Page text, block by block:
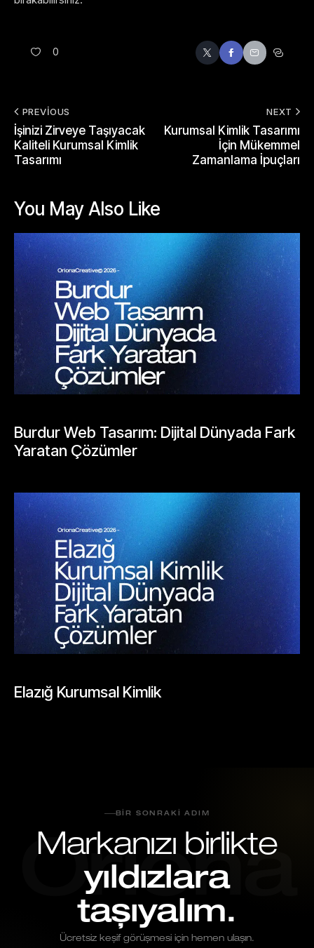
0
PREVIOUS
İşinizi Zirveye Taşıyacak
Kaliteli Kurumsal Kimlik
Tasarımı
NEXT
Kurumsal Kimlik Tasarımı
İçin Mükemmel
Zamanlama İpuçları
You May Also Like
Burdur Web Tasarım: Dijital Dünyada Fark
Yaratan Çözümler
Elazığ Kurumsal Kimlik
Oriona
BIR SONRAKI ADIM
Markanızı birlikte
yıldızlara
taşıyalım.
Ücretsiz keşif görüşmesi için hemen ulaşın.